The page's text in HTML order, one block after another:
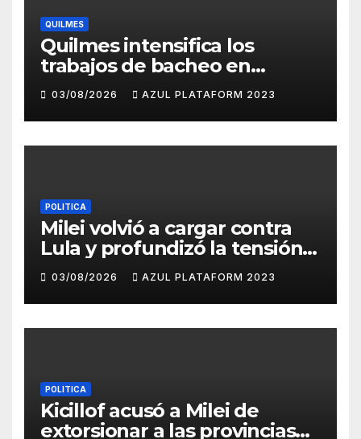
QUILMES
Quilmes intensifica los
trabajos de bacheo en
distintos barrios
03/08/2026 AZUL PLATAFORM 2023
POLITICA
Milei volvió a cargar contra
Lula y profundizó la tensión
con Brasil
03/08/2026 AZUL PLATAFORM 2023
POLITICA
Kicillof acusó a Milei de
extorsionar a las provincias